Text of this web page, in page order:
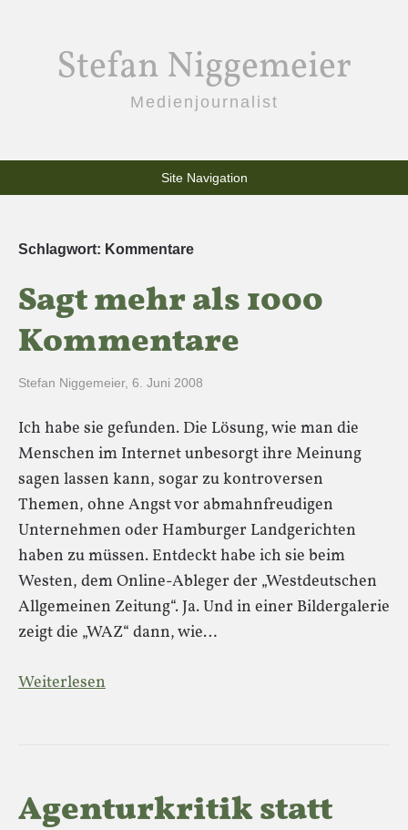
Stefan Niggemeier
Medienjournalist
Site Navigation
Schlagwort: Kommentare
Sagt mehr als 1000
Kommentare
Stefan Niggemeier, 6. Juni 2008
Ich habe sie gefunden. Die Lösung, wie man die
Menschen im Internet unbesorgt ihre Meinung
sagen lassen kann, sogar zu kontroversen
Themen, ohne Angst vor abmahnfreudigen
Unternehmen oder Hamburger Landgerichten
haben zu müssen. Entdeckt habe ich sie beim
Westen, dem Online-Ableger der „Westdeutschen
Allgemeinen Zeitung“. Ja. Und in einer Bildergalerie
zeigt die „WAZ“ dann, wie…
Weiterlesen
Agenturkritik statt